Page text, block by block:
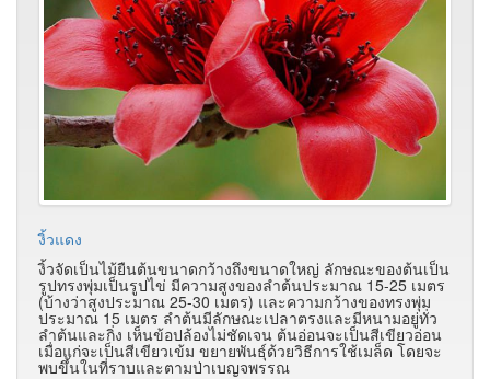
งิ้วแดง
งิ้วจัดเป็นไม้ยืนต้นขนาดกว้างถึงขนาดใหญ่ ลักษณะของต้นเป็น
รูปทรงพุ่มเป็นรูปไข่ มีความสูงของลำต้นประมาณ 15-25 เมตร
(บ้างว่าสูงประมาณ 25-30 เมตร) และความกว้างของทรงพุ่ม
ประมาณ 15 เมตร ลำต้นมีลักษณะเปลาตรงและมีหนามอยู่ทั่ว
ลำต้นและกิ่ง เห็นข้อปล้องไม่ชัดเจน ต้นอ่อนจะเป็นสีเขียวอ่อน
เมื่อแก่จะเป็นสีเขียวเข้ม ขยายพันธุ์ด้วยวิธีการใช้เมล็ด โดยจะ
พบขึ้นในที่ราบและตามป่าเบญจพรรณ